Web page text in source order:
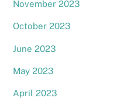
November 2023
October 2023
June 2023
May 2023
April 2023